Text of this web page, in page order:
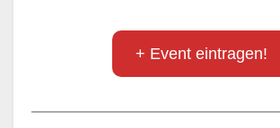
+ Event eintragen!